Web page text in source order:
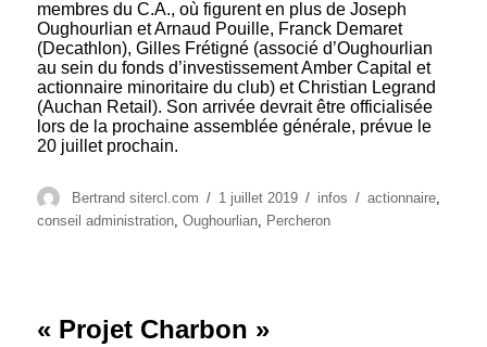
membres du C.A., où figurent en plus de Joseph
Oughourlian et Arnaud Pouille, Franck Demaret
(Decathlon), Gilles Frétigné (associé d’Oughourlian
au sein du fonds d’investissement Amber Capital et
actionnaire minoritaire du club) et Christian Legrand
(Auchan Retail). Son arrivée devrait être officialisée
lors de la prochaine assemblée générale, prévue le
20 juillet prochain.
Auteur
Bertrand sitercl.com
Publié
le
1 juillet 2019 Catégories
infos Étiquettes
actionnaire
conseil administration,Oughourlian, Percheron
« Projet Charbon »